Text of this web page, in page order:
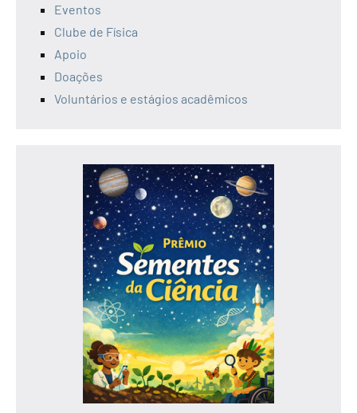
Eventos
Clube de Física
Apoio
Doações
Voluntários e estágios acadêmicos